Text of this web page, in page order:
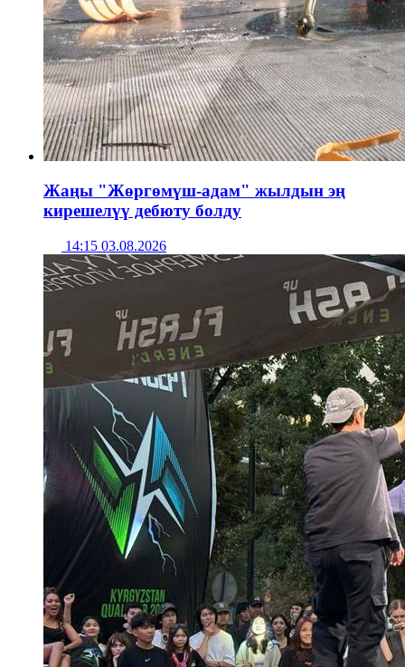
Жаңы "Жөргөмүш-адам" жылдын эң
кирешелүү дебюту болду
14:15 03.08.2026